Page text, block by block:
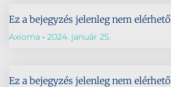
Ez a bejegyzés jelenleg nem elérhető
Axioma 2024. január 25.
Ez a bejegyzés jelenleg nem elérhető